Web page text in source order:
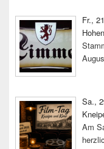
Fr.,
Sa.,
Am